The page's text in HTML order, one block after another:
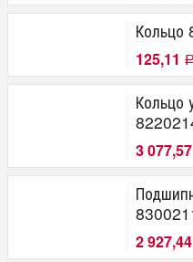
Кольцо
125,11 Р
Кольцо
3 077,57
2 927,44